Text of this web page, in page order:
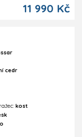
11 990 Kč
cedr
kost